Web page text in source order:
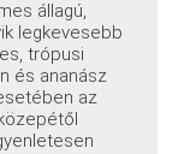
állagú,
legkevesebb
trópusi
és ananász
az